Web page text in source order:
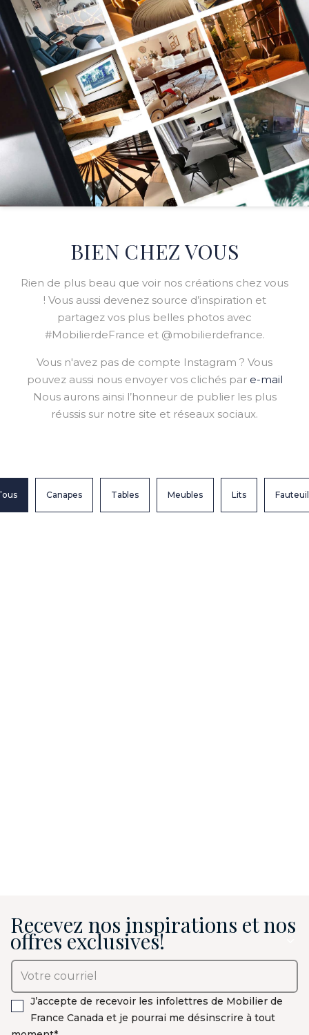
BIEN CHEZ VOUS
Rien de plus beau que voir nos créations chez vous
! Vous aussi devenez source d’inspiration et
partagez vos plus belles photos avec
#MobilierdeFrance et @mobilierdefrance.
Vous n'avez pas de compte Instagram ? Vous
pouvez aussi nous envoyer vos clichés par e-mail
Nous aurons ainsi l’honneur de publier les plus
réussis sur notre site et réseaux sociaux.
Canapes Tables Meubles Lits
Recevez nos inspirations et nos
offres exclusives!
J’accepte de recevoir les infolettres de Mobilier de
France Canada et je pourrai me désinscrire à tout